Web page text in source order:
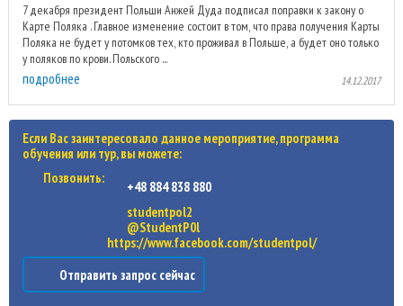
7 декабря президент Польши Анжей Дуда подписал поправки к закону о
Карте Поляка . Главное изменение состоит в том, что права получения Карты
Поляка не будет у потомков тех, кто проживал в Польше, а будет оно только
у поляков по крови. Польского ...
подробнее 14.12.2017
Если Вас заинтересовало данное мероприятие, программа
обучения или тур, вы можете:
Позвонить:
+48 884 838 880
studentpol2
@StudentP0l
https://www.facebook.com/studentpol/
Отправить запрос сейчас